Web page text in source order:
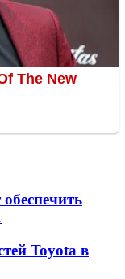
Toyota в